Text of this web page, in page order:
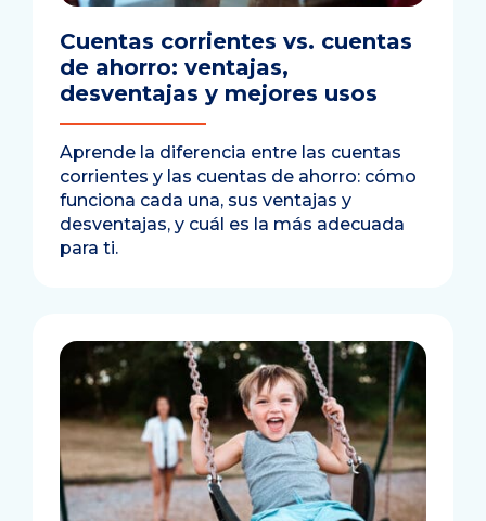
Cuentas corrientes vs. cuentas
de ahorro: ventajas,
desventajas y mejores usos
Aprende la diferencia entre las cuentas
corrientes y las cuentas de ahorro: cómo
funciona cada una, sus ventajas y
desventajas, y cuál es la más adecuada
para ti.